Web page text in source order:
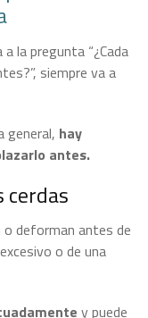
la pregunta “¿Cada
siempre va a
general, hay
antes.
cerdas
o deforman antes de
o de una
y puede